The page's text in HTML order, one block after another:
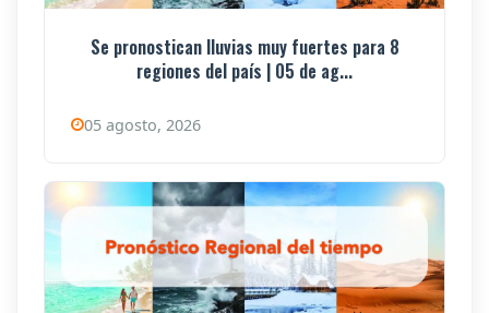
Se pronostican lluvias muy fuertes para 8
regiones del país | 05 de ag...
05 agosto, 2026